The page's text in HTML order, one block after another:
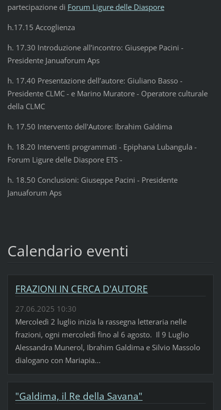
partecipazione di Forum Ligure delle Diaspore
h.17.15 Accoglienza
h. 17.30 Introduzione all’incontro: Giuseppe Pacini -
Presidente Januaforum Aps
h. 17.40 Presentazione dell’autore: Giuliano Basso -
Presidente CLMC - e Marino Muratore - Operatore culturale
della CLMC
h. 17.50 Intervento dell'Autore: Ibrahim Galdima
h. 18.20 Interventi programmati - Epiphana Lubangula -
Forum Ligure delle Diaspore ETS -
h. 18.50 Conclusioni: Giuseppe Pacini - Presidente
Januaforum Aps
Calendario eventi
FRAZIONI IN CERCA D'AUTORE
27.06.2025 10:30
Mercoledì 2 luglio inizia la rassegna letteraria nelle
frazioni, ogni mercoledì fino al 6 agosto. Il 9 Luglio
Alessandra Munerol, Ibrahim Galdima e Silvio Massolo
dialogano con Mariapia...
"Galdima, il Re della Savana"